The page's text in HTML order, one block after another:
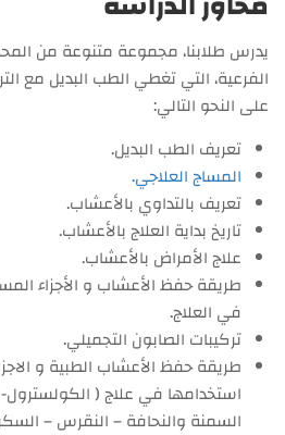
يدرس طلابنا، مجموعة متنوعة من
الفرعية، التي تغطي الطب البديل مع
على النحو التالي:
تعريف الطب البديل.
المساج العلاجي.
تعريف بالتداوي بالأعشاب.
تاريخ بداية العلاج بالأعشاب.
علاج الأمراض بالأعشاب.
طريقة حفظ الأعشاب و الأجزاء
في العلاج.
تركيبات الصابون التجميلي.
طريقة حفظ الأعشاب الطبية و
استخدامها في علاج ( الكولسترول-
السمنة والنحافة – النقرس –